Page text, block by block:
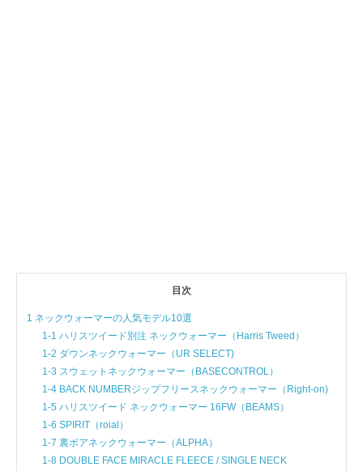
目次
1 ネックウォーマーの人気モデル10選
1-1 ハリスツイード別注 ネックウォーマー（Harris Tweed）
1-2 ダウンネックウォーマー（UR SELECT)
1-3 スウェットネックウォーマー（BASECONTROL）
1-4 BACK NUMBERジップフリースネックウォーマー（Right-on)
1-5 ハリスツイード ネックウォーマー 16FW（BEAMS）
1-6 SPIRIT（roial）
1-7 裏ボアネックウォーマー（ALPHA）
1-8 DOUBLE FACE MIRACLE FLEECE / SINGLE NECK